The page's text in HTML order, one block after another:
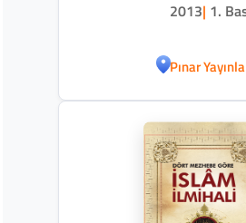
2013| 1.
Pınar